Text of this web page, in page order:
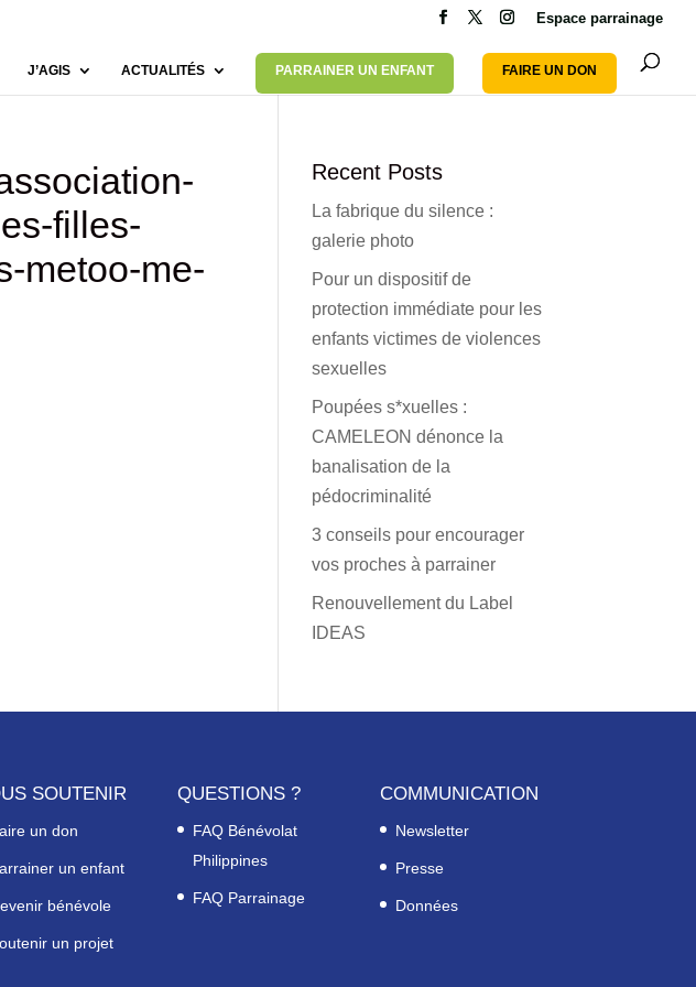
Espace parrainage
J’AGIS ACTUALITÉS PARRAINER UN ENFANT FAIRE UN DON
filles-
metoo-me-
Recent Posts
La fabrique du silence :
galerie photo
Pour un dispositif de
protection immédiate pour les
enfants victimes de violences
sexuelles
Poupées s*xuelles :
CAMELEON dénonce la
banalisation de la
pédocriminalité
3 conseils pour encourager
vos proches à parrainer
Renouvellement du Label
IDEAS
SOUTENIR
un don
un enfant
bénévole
un projet
QUESTIONS ?
FAQ Bénévolat
Philippines
FAQ Parrainage
COMMUNICATION
Newsletter
Presse
Données